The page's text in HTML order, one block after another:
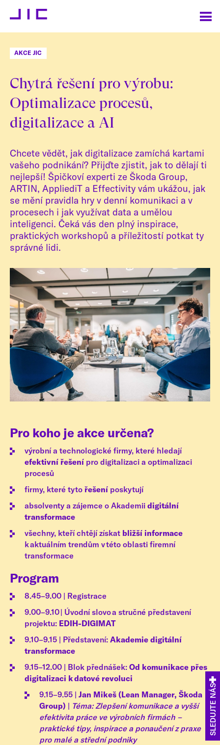
AKCE JIC
Chytrá řešení pro výrobu:
Optimalizace procesů,
digitalizace a AI
Chcete vědět, jak digitalizace zamíchá kartami
vašeho podnikání? Přijďte zjistit, jak to dělají ti
nejlepší! Špičkoví experti ze Škoda Group,
ARTIN, AppliediT a Effectivity vám ukážou, jak
se mění pravidla hry v denní komunikaci a v
procesech i jak využívat data a umělou
inteligenci. Čeká vás den plný inspirace,
praktických workshopů a příležitostí potkat ty
správné lidi.
Pro koho je akce určena?
výrobní a technologické firmy, které hledají
efektivní řešení pro digitalizaci a optimalizaci
procesů
firmy, které tyto řešení poskytují
absolventy a zájemce o Akademii digitální
transformace
všechny, kteří chtějí získat bližší informace
k aktuálním trendům v této oblasti firemní
transformace
Program
8.45–9.00 | Registrace
9.00–9.10 | Úvodní slovo a stručné představení
projektu: EDIH-DIGIMAT
9.10–9.15 | Představení: Akademie digitální
transformace
9.15–12.00 | Blok přednášek: Od komunikace přes
digitalizaci k datové revoluci
9.15–9.55 | Jan Mikeš (Lean Manager, Škoda
Group) | Téma: Zlepšení komunikace a vyšší
efektivita práce ve výrobních firmách –
praktické tipy, inspirace a ponaučení z praxe
pro malé a střední podniky
SLEDUJTE NÁS